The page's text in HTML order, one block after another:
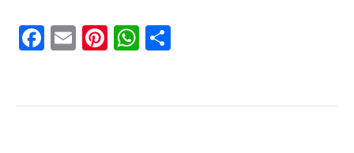
Facebook
Email PinterestWhatsApp